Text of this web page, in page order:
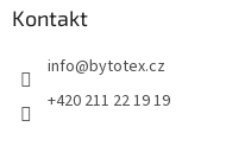
Kontakt
info@bytotex.cz
+420 211 22 19 19